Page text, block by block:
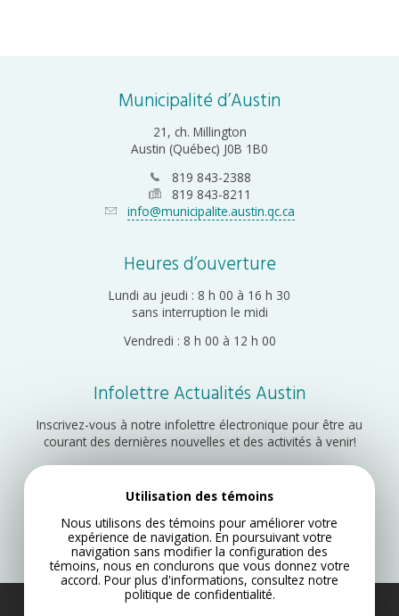
Municipalité d’Austin
21, ch. Millington
Austin (Québec) J0B 1B0
819 843-2388
819 843-8211
info@municipalite.austin.qc.ca
Heures d’ouverture
Lundi au jeudi : 8 h 00 à 16 h 30
sans interruption le midi
Vendredi : 8 h 00 à 12 h 00
Infolettre Actualités Austin
Inscrivez-vous à notre infolettre électronique pour être au
courant des dernières nouvelles et des activités à venir!
Inscription
Utilisation des témoins
Nous utilisons des témoins pour améliorer votre
expérience de navigation. En poursuivant votre
navigation sans modifier la configuration des
témoins, nous en conclurons que vous donnez votre
accord. Pour plus d'informations, consultez notre
politique de confidentialité.